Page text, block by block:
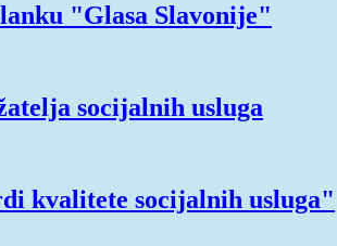
"Glasa Slavonije"
socijalnih usluga
kvalitete socijalnih usluga"